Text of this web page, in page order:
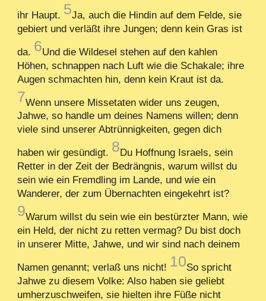
ihr Haupt. 5Ja, auch die Hindin auf dem Felde, sie
gebiert und verläßt ihre Jungen; denn kein Gras ist
da. 6Und die Wildesel stehen auf den kahlen
Höhen, schnappen nach Luft wie die Schakale; ihre
Augen schmachten hin, denn kein Kraut ist da.
7Wenn unsere Missetaten wider uns zeugen,
Jahwe, so handle um deines Namens willen; denn
viele sind unserer Abtrünnigkeiten, gegen dich
haben wir gesündigt. 8Du Hoffnung Israels, sein
Retter in der Zeit der Bedrängnis, warum willst du
sein wie ein Fremdling im Lande, und wie ein
Wanderer, der zum Übernachten eingekehrt ist?
9Warum willst du sein wie ein bestürzter Mann, wie
ein Held, der nicht zu retten vermag? Du bist doch
in unserer Mitte, Jahwe, und wir sind nach deinem
Namen genannt; verlaß uns nicht! 10So spricht
Jahwe zu diesem Volke: Also haben sie geliebt
umherzuschweifen, sie hielten ihre Füße nicht